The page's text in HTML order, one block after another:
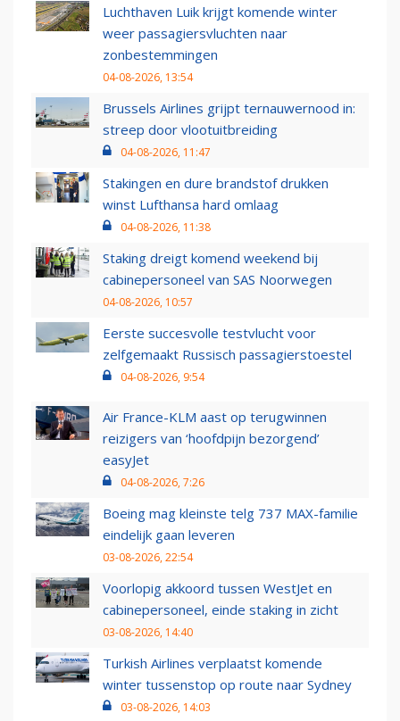
Luchthaven Luik krijgt komende winter
weer passagiersvluchten naar
zonbestemmingen
04-08-2026, 13:54
Brussels Airlines grijpt ternauwernood in:
streep door vlootuitbreiding
04-08-2026, 11:47
Stakingen en dure brandstof drukken
winst Lufthansa hard omlaag
04-08-2026, 11:38
Staking dreigt komend weekend bij
cabinepersoneel van SAS Noorwegen
04-08-2026, 10:57
Eerste succesvolle testvlucht voor
zelfgemaakt Russisch passagierstoestel
04-08-2026, 9:54
Air France-KLM aast op terugwinnen
reizigers van ‘hoofdpijn bezorgend’
easyJet
04-08-2026, 7:26
Boeing mag kleinste telg 737 MAX-familie
eindelijk gaan leveren
03-08-2026, 22:54
Voorlopig akkoord tussen WestJet en
cabinepersoneel, einde staking in zicht
03-08-2026, 14:40
Turkish Airlines verplaatst komende
winter tussenstop op route naar Sydney
03-08-2026, 14:03